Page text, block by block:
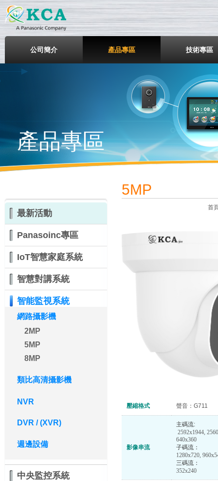
鎧鋒企業股份有限公司
公司簡介 產品專區 技術專區
產品專區
最新活動
Panasoinc專區
IoT智慧家庭系統
智慧對講系統
智能監視系統
網路攝影機
2MP
5MP
8MP
類比高清攝影機
NVR
DVR / (XVR)
週邊設備
中央監控系統
5MP
首
壓縮格式 聲音：G711
影像串流
主碼流:
2592x1944,
640x360
子碼流：
1280x720,
三碼流：
352x240